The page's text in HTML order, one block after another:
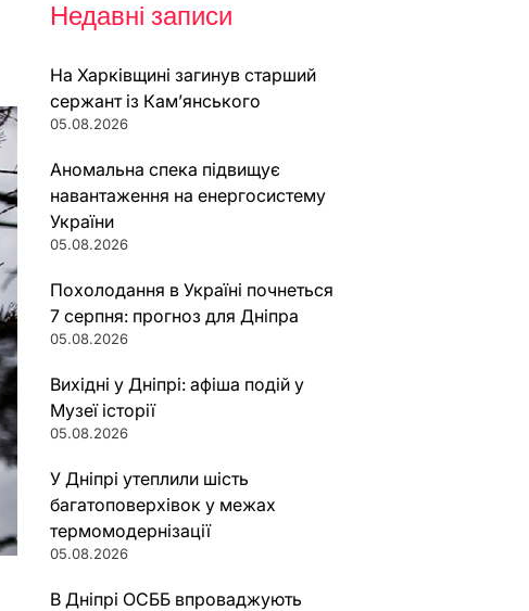
Недавні записи
На Харківщині загинув старший
сержант із Кам’янського
05.08.2026
Аномальна спека підвищує
навантаження на енергосистему
України
05.08.2026
Похолодання в Україні почнеться
7 серпня: прогноз для Дніпра
05.08.2026
Вихідні у Дніпрі: афіша подій у
Музеї історії
05.08.2026
У Дніпрі утеплили шість
багатоповерхівок у межах
термомодернізації
05.08.2026
В Дніпрі ОСББ впроваджують